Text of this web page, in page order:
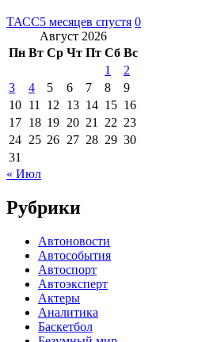
ТАСС5 месяцев спустя 0
Август 2026
Пн Вт Ср Чт Пт Сб Вс
1
2
3
4 5 6 7 8
9
10 11 12 13 14 15 16
17 18 19 20 21 22 23
24 25 26 27 28 29 30
31
« Июл
Рубрики
Автоновости
Автособытия
Автоспорт
Автоэксперт
Актеры
Аналитика
Баскетбол